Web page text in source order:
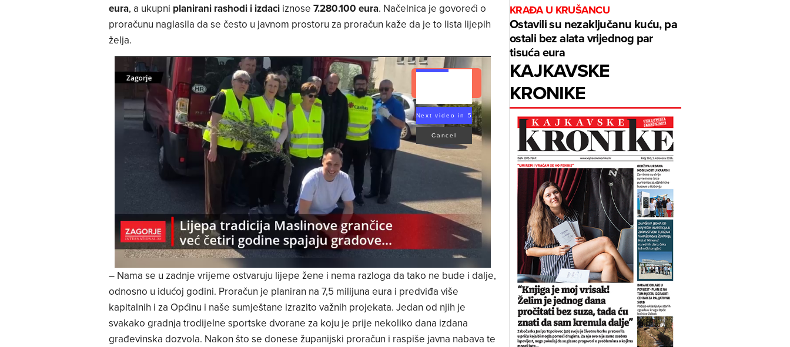
eura, a ukupni planirani rashodi i izdaciiznose 7.280.100 eura. Načelnica je govoreći o
proračunu naglasila da se često u javnom prostoru za proračun kaže da je to lista lijepih
želja.
Next video in 3
Cancel
– Nama se u zadnje vrijeme ostvaruju lijepe žene i nema razloga da tako ne bude i dalje,
odnosno u idućoj godini. Proračun je planiran na 7,5 milijuna eura i predviđa više
kapitalnih i za Općinu i naše sumještane izrazito važnih projekata. Jedan od njih je
svakako gradnja trodijelne sportske dvorane za koju je prije nekoliko dana izdana
građevinska dozvola. Nakon što se donese županijski proračun i raspiše javna nabava te
KRAĐA U KRUŠANCU
Ostavili su nezaključanu kuću, pa
ostali bez alata vrijednog par
tisuća eura
KAJKAVSKE
KRONIKE